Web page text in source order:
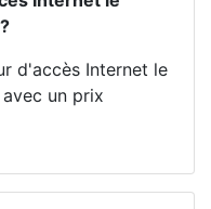
?
d'accès Internet le
avec un prix